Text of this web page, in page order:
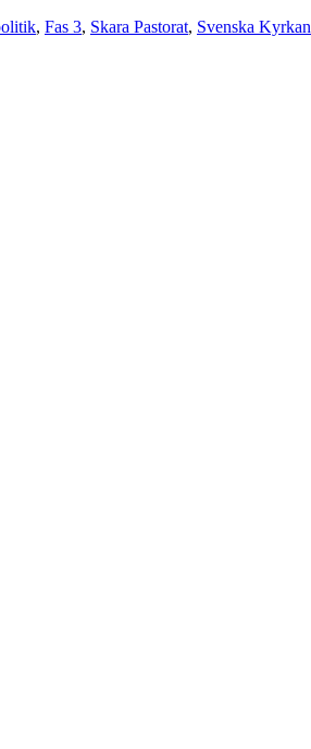
, Fas 3, Skara Pastorat, Svenska Kyrkan